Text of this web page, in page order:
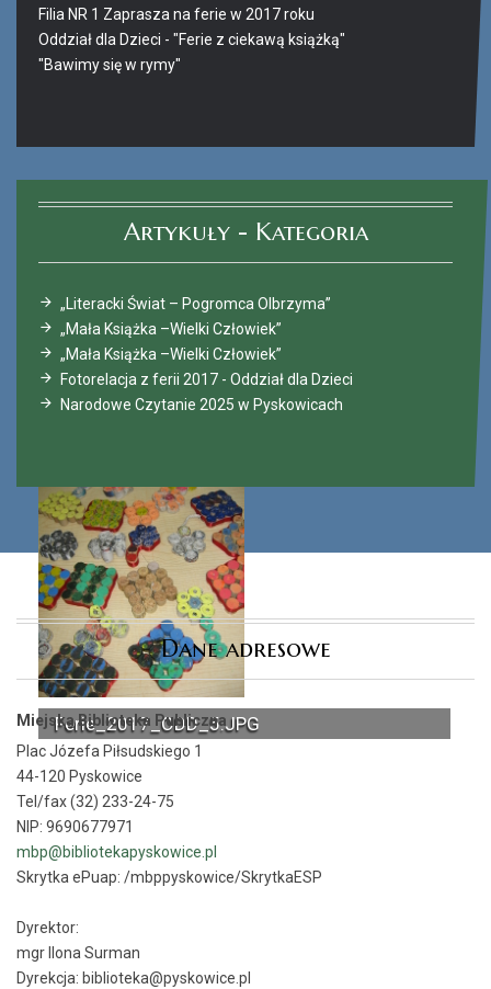
Ferie_2017_ODD_5.JPG
Filia NR 1 Zaprasza na ferie w 2017 roku
Oddział dla Dzieci - "Ferie z ciekawą książką"
"Bawimy się w rymy"
Artykuły - Kategoria
„Literacki Świat – Pogromca Olbrzyma”
„Mała Książka –Wielki Człowiek”
„Mała Książka –Wielki Człowiek”
Fotorelacja z ferii 2017 - Oddział dla Dzieci
Narodowe Czytanie 2025 w Pyskowicach
Dane adresowe
Miejska Biblioteka Publiczna
Plac Józefa Piłsudskiego 1
44-120 Pyskowice
Tel/fax (32) 233-24-75
NIP: 9690677971
mbp@bibliotekapyskowice.pl
Skrytka ePuap: /mbppyskowice/SkrytkaESP
Dyrektor:
mgr Ilona Surman
Dyrekcja: biblioteka@pyskowice.pl